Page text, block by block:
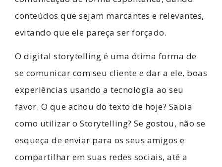
conteúdos que sejam marcantes e relevantes,
evitando que ele pareça ser forçado.
O digital storytelling é uma ótima forma de
se comunicar com seu cliente e dar a ele, boas
experiências usando a tecnologia ao seu
favor. O que achou do texto de hoje? Sabia
como utilizar o Storytelling? Se gostou, não se
esqueça de enviar para os seus amigos e
compartilhar em suas redes sociais, até a